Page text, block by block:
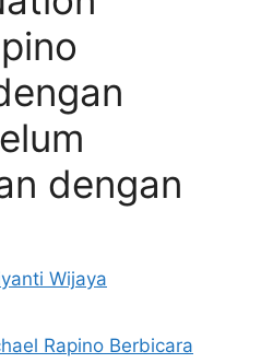
dengan
Wijaya